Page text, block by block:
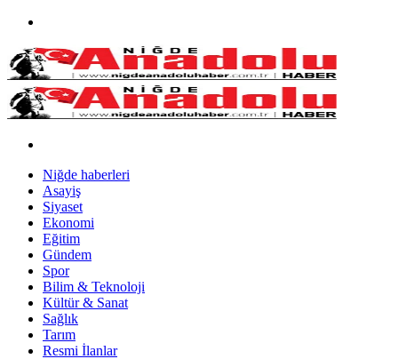
Niğde haberleri
Asayiş
Siyaset
Ekonomi
Eğitim
Gündem
Spor
Bilim & Teknoloji
Kültür & Sanat
Sağlık
Tarım
Resmi İlanlar